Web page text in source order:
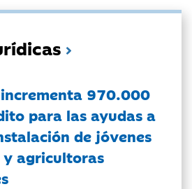
970.000
para las ayudas a
de jóvenes
agricultoras